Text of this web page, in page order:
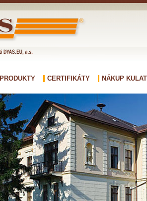
PRODUKTY CERTIFIKÁTY NÁKUP